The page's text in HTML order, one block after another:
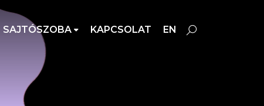
SAJTÓSZOBA KAPCSOLAT EN